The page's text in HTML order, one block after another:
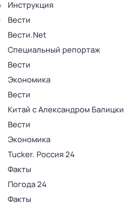
Инструкция
Вести
Вести.Net
Специальный репортаж
Вести
Экономика
Вести
Китай с Александром
Вести
Экономика
Tucker. Россия 24
Факты
Погода 24
Факты